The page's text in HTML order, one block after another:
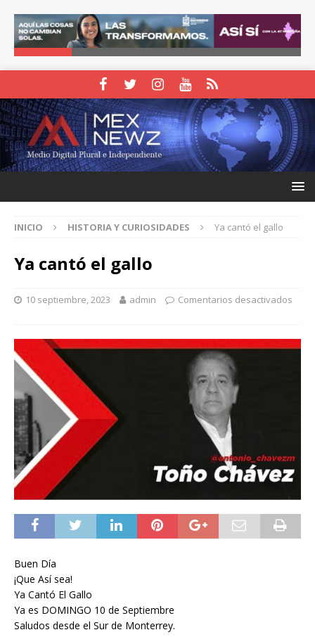
INICIO HISTORIA Y CURIOSIDADES Ya cantó el gallo
Ya cantó el gallo
10 septiembre, 2023 admin Comentarios desactivados
Buen Día
¡Que Así sea!
Ya Cantó El Gallo
Ya es DOMINGO 10 de Septiembre
Saludos desde el Sur de Monterrey.